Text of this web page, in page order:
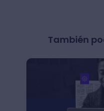
También